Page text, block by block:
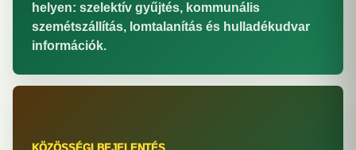
helyen: szelektív gyűjtés, kommunális
szemétszállítás, lomtalanítás és hulladékudvar
információk.